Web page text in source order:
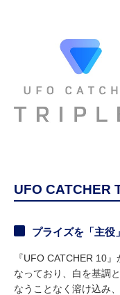
UFO CATCHER
プライズを「主役
『UFO CATCHER 10
なっており、白を基調
なうことなく溶け込み